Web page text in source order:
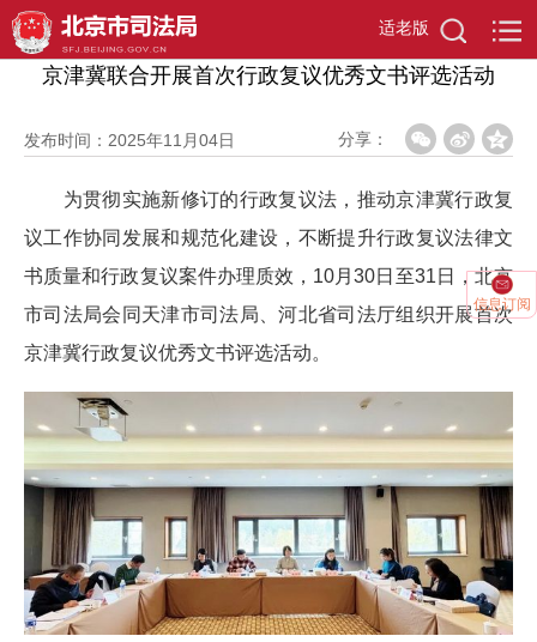
适老版
信息订阅
首页>首页>行政复议
京津冀联合开展首次行政复议优秀文书评选活动
发布时间：2025年11月04日 分享：
为贯彻实施新修订的行政复议法，推动京津冀行政复
议工作协同发展和规范化建设，不断提升行政复议法律文
书质量和行政复议案件办理质效，10月30日至31日，北京
市司法局会同天津市司法局、河北省司法厅组织开展首次
京津冀行政复议优秀文书评选活动。